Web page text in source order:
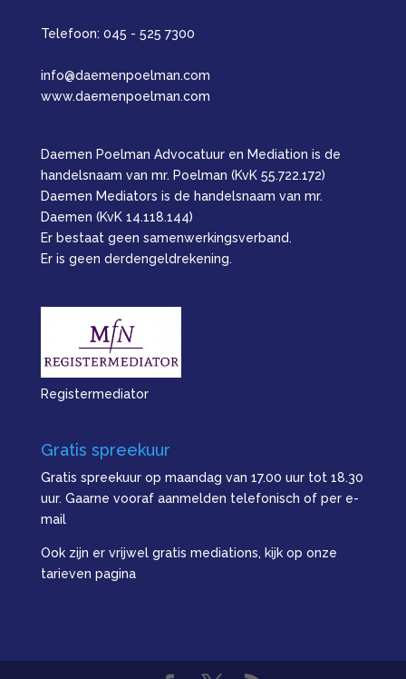
Telefoon: 045 - 525 7300
info@daemenpoelman.com
www.daemenpoelman.com
Daemen Poelman Advocatuur en Mediation is de
handelsnaam van mr. Poelman (KvK 55.722.172)
Daemen Mediators is de handelsnaam van mr.
Daemen (KvK 14.118.144)
Er bestaat geen samenwerkingsverband.
Er is geen derdengeldrekening.
Registermediator
Gratis spreekuur
Gratis spreekuur op maandag van 17.00 uur tot 18.30
uur. Gaarne vooraf aanmelden telefonisch of per e-
mail
Ook zijn er vrijwel gratis mediations, kijk op onze
tarieven pagina